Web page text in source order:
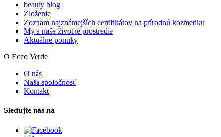
beauty blog
Zloženie
Zoznam najznámejších certifikátov na prírodnú kozmetiku
My a naše životné prostredie
Aktuálne ponuky
O Ecco Verde
O nás
Naša spoločnosť
Kontakt
Sledujte nás na